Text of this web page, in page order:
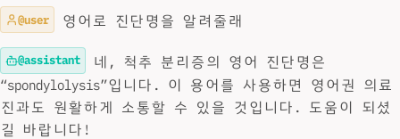
@user 영어로 진단명을 알려줄래
@assistant
네, 척추 분리증의 영어 진단명은
“spondylolysis”입니다. 이 용어를 사용하면 영어권 의료
진과도 원활하게 소통할 수 있을 것입니다. 도움이 되셨
길 바랍니다!